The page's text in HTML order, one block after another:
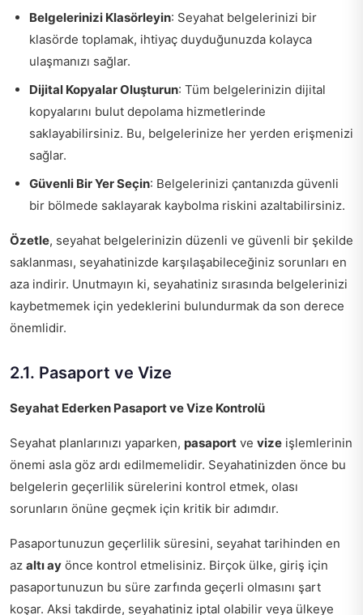
Belgelerinizi Klasörleyin: Seyahat belgelerinizi bir
klasörde toplamak, ihtiyaç duyduğunuzda kolayca
ulaşmanızı sağlar.
Dijital Kopyalar Oluşturun: Tüm belgelerinizin dijital
kopyalarını bulut depolama hizmetlerinde
saklayabilirsiniz. Bu, belgelerinize her yerden erişmenizi
sağlar.
Güvenli Bir Yer Seçin: Belgelerinizi çantanızda güvenli
bir bölmede saklayarak kaybolma riskini azaltabilirsiniz.
Özetle, seyahat belgelerinizin düzenli ve güvenli bir şekilde
saklanması, seyahatinizde karşılaşabileceğiniz sorunları en
aza indirir. Unutmayın ki, seyahatiniz sırasında belgelerinizi
kaybetmemek için yedeklerini bulundurmak da son derece
önemlidir.
2.1. Pasaport ve Vize
Seyahat Ederken Pasaport ve Vize Kontrolü
Seyahat planlarınızı yaparken, pasaport ve vize işlemlerinin
önemi asla göz ardı edilmemelidir. Seyahatinizden önce bu
belgelerin geçerlilik sürelerini kontrol etmek, olası
sorunların önüne geçmek için kritik bir adımdır.
Pasaportunuzun geçerlilik süresini, seyahat tarihinden en
az altı ay önce kontrol etmelisiniz. Birçok ülke, giriş için
pasaportunuzun bu süre zarfında geçerli olmasını şart
koşar. Aksi takdirde, seyahatiniz iptal olabilir veya ülkeye